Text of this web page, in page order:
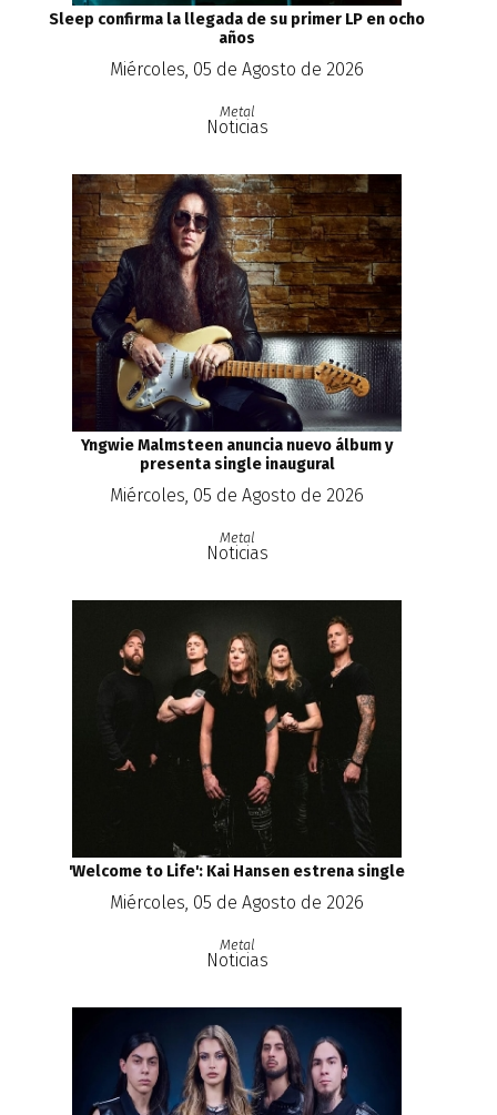
Sleep confirma la llegada de su primer LP en ocho
años
Miércoles, 05 de Agosto de 2026
Metal
Noticias
Yngwie Malmsteen anuncia nuevo álbum y
presenta single inaugural
Miércoles, 05 de Agosto de 2026
Metal
Noticias
'Welcome to Life': Kai Hansen estrena single
Miércoles, 05 de Agosto de 2026
Metal
Noticias